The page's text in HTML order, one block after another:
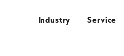
Industry Service